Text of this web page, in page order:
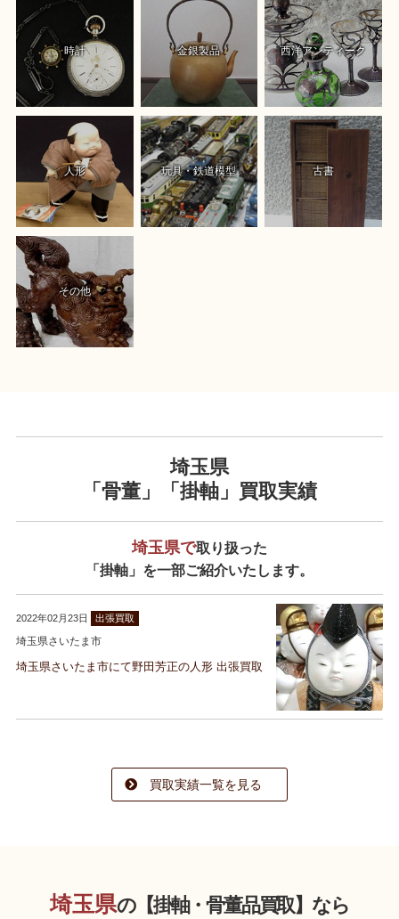
時計 金銀製品 西洋アンティーク
人形 玩具・鉄道模型 古書
その他
埼玉県
「骨董」「掛軸」買取実績
埼玉県で取り扱った
「掛軸」を一部ご紹介いたします。
2022年02月23日 出張買取
埼玉県さいたま市
埼玉県さいたま市にて野田芳正の人形 出張買取
買取実績一覧を見る
埼玉県の【掛軸・骨董品買取】なら